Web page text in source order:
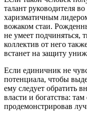
талант руководителя
харизматичным
вожаком стаи.
не умеет подчиняться,
коллектив от него
встанет на защиту
Если единичник не
потенциала, чтобы
ему следует обратить
власти и богатства:
продемонстрировав